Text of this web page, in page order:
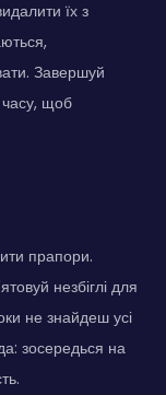
їх з
Завершуй
часу, щоб
прапори.
незбіглі для
не знайдеш усі
зосередься на